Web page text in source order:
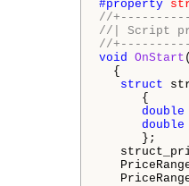
#property
//
//| Script
//
void
OnStart
{
struct
{
double
double
};